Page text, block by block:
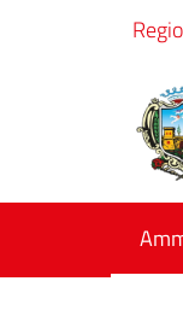
Vai ai contenuti